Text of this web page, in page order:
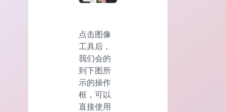
点击图像
工具后，
我们会的
到下图所
示的操作
框，可以
直接使用